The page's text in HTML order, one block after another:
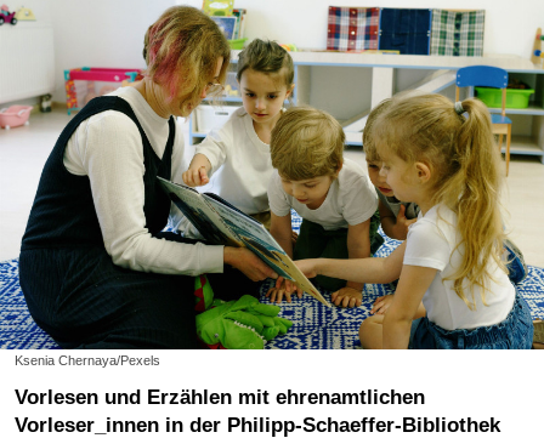
Ksenia Chernaya/Pexels
Vorlesen und Erzählen mit ehrenamtlichen
Vorleser_innen in der Philipp-Schaeffer-Bibliothek